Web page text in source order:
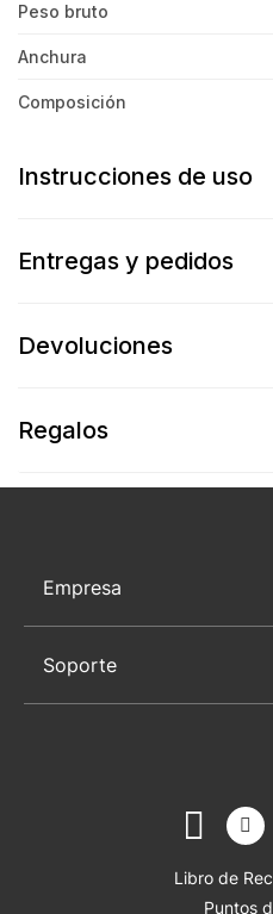
Peso bruto
Anchura
Composición
Instrucciones de uso
Entregas y pedidos
Devoluciones
Regalos
Empresa
Soporte
Libro de
Puntos